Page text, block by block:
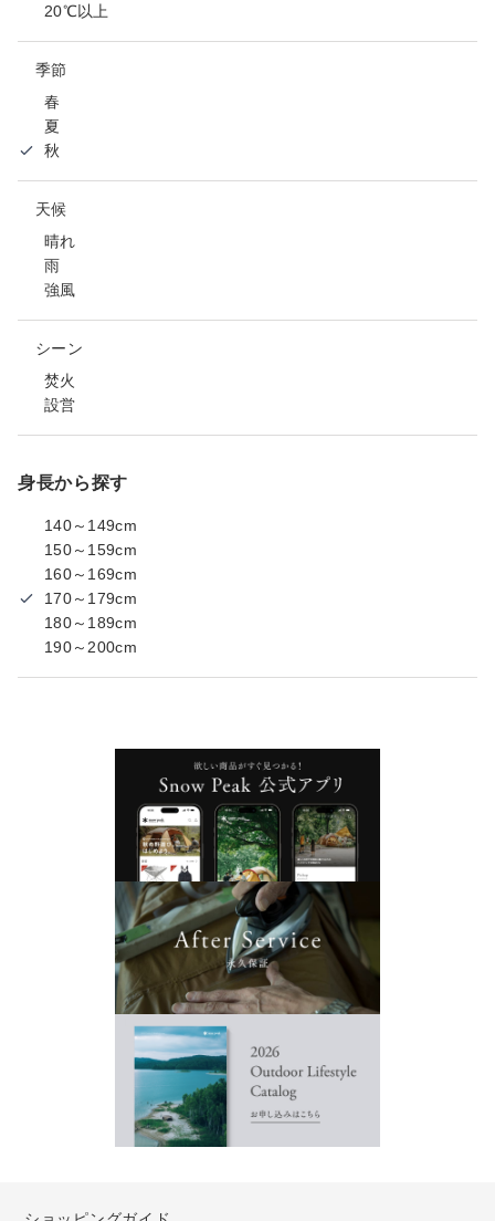
20℃以上
季節
春
夏
秋
天候
晴れ
雨
強風
シーン
焚火
設営
身長から探す
140～149cm
150～159cm
160～169cm
170～179cm
180～189cm
190～200cm